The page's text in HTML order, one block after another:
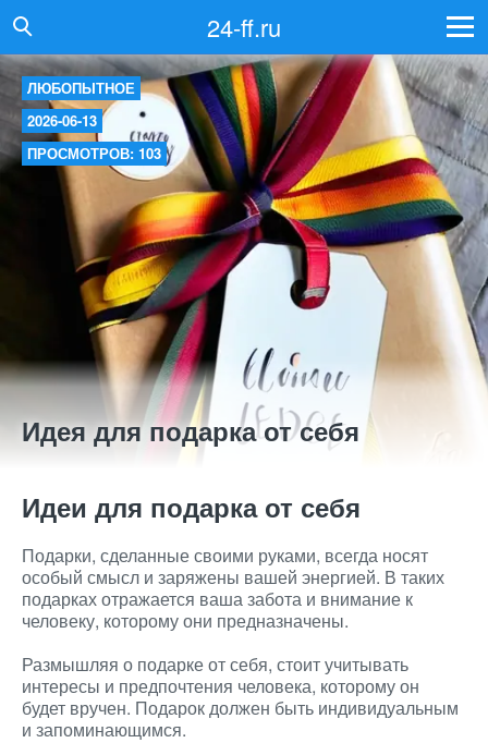
24-ff.ru
ЛЮБОПЫТНОЕ
2026-06-13
ПРОСМОТРОВ: 103
Идея для подарка от себя
Идеи для подарка от себя
Подарки, сделанные своими руками, всегда носят
особый смысл и заряжены вашей энергией. В таких
подарках отражается ваша забота и внимание к
человеку, которому они предназначены.
Размышляя о подарке от себя, стоит учитывать
интересы и предпочтения человека, которому он
будет вручен. Подарок должен быть индивидуальным
и запоминающимся.